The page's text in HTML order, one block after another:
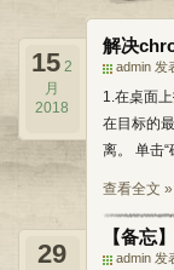
解决
admin 发
15 2
月
2018
1.在桌面
在目标的
离。 单击
查看全文 »
【备忘
admin 发
29